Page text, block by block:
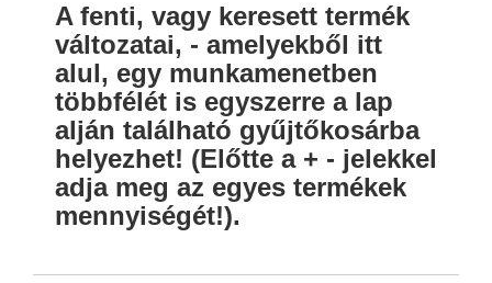
A fenti, vagy keresett termék
változatai, - amelyekből itt
alul, egy munkamenetben
többfélét is egyszerre a lap
alján található gyűjtőkosárba
helyezhet! (Előtte a + - jelekkel
adja meg az egyes termékek
mennyiségét!).